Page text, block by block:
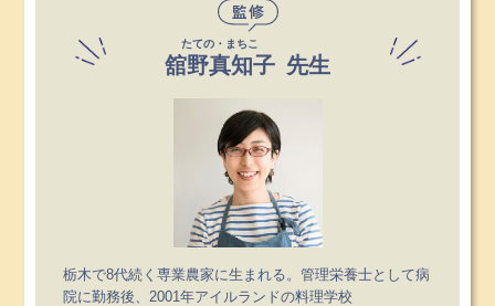
舘野真知子
たての・まちこ
先生
栃木で8代続く専業農家に生まれる。管理栄養士として病
院に勤務後、2001年アイルランドの料理学校